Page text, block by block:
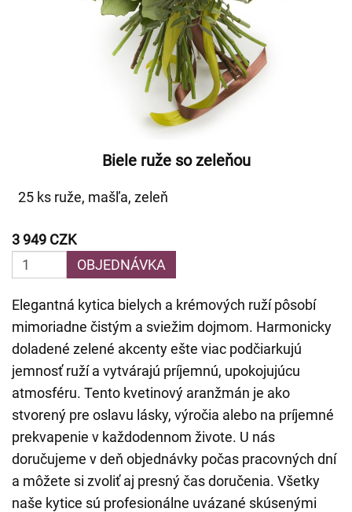
Biele ruže so zeleňou
25 ks ruže, mašľa, zeleň
3 949 CZK
OBJEDNÁVKA
Elegantná kytica bielych a krémových ruží pôsobí
mimoriadne čistým a sviežim dojmom. Harmonicky
doladené zelené akcenty ešte viac podčiarkujú
jemnosť ruží a vytvárajú príjemnú, upokojujúcu
atmosféru. Tento kvetinový aranžmán je ako
stvorený pre oslavu lásky, výročia alebo na príjemné
prekvapenie v každodennom živote. U nás
doručujeme v deň objednávky počas pracovných dní
a môžete si zvoliť aj presný čas doručenia. Všetky
naše kytice sú profesionálne uvázané skúsenými